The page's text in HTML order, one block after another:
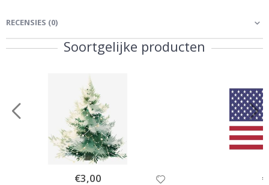
RECENSIES (0)
Soortgelijke producten
Special
€3,00